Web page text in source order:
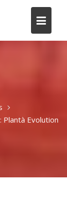
Evolution